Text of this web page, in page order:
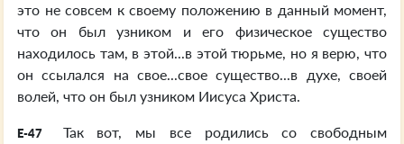
это не совсем к своему положению в данный момент,
что он был узником и его физическое существо
находилось там, в этой...в этой тюрьме, но я верю, что
он ссылался на свое...свое существо...в духе, своей
волей, что он был узником Иисуса Христа.
E-47
Так вот, мы все родились со свободным